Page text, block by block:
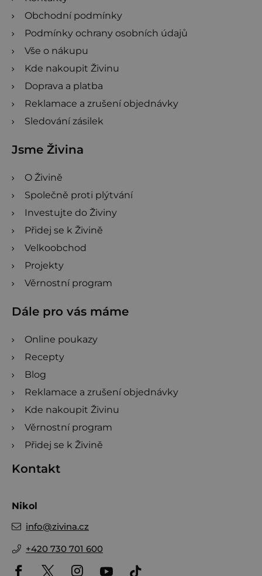
Obchodní podmínky
Podmínky ochrany osobních údajů
Vše o nákupu
Kde nakoupit Živinu
Doprava a platba
Reklamace a zrušení objednávky
Sledování zásilek
Jsme Živina
O Živině
Společně proti plýtvání
Investujte do Živiny
Přidej se k Živině
Velkoobchod
Projekty
Věrnostní program
Dále pro vás máme
Online poukazy
Recepty
Blog
Reklamace a zrušení objednávky
Kde nakoupit Živinu
Věrnostní program
Přidej se k Živině
Kontakt
Nikol
info@zivina.cz
+420 730 701 600